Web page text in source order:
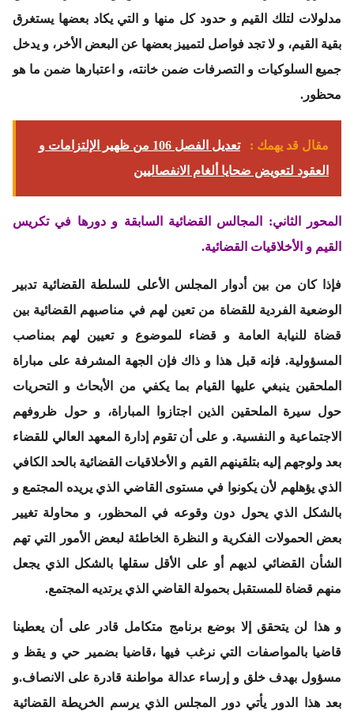
مدلولات لتلك القيم و حدود كل منها و التي يكاد بعضها يستغرق
بقية القيم، و لا تجد فواصل لتمييز بعضها عن البعض الأخر، و يدخل
جميع السلوكيات و التصرفات ضمن خانته، و اعتبارها ضمن ما هو
محظور.
مقال قد يهمك :
تعديل الفصل 106 من ظهير الإلتزامات و
العقود لتعويض ضحايا ألغام الانفصاليين
المحور الثاني: المجالس القضائية السابقة و دورها في تكريس
القيم و الأخلاقيات القضائية.
فإذا كان من بين أدوار المجلس الأعلى للسلطة القضائية تدبير
الوضعية الفردية للقضاة من تعين لهم في مناصبهم القضائية بين
قضاة للنيابة العامة و قضاء للموضوع و تعيين لهم بمناصب
المسؤولية. فإنه قبل هذا و ذاك فإن الجهة المشرفة على مباراة
الملحقين ينبغي عليها القيام بما يكفي من الأبحاث و التحريات
حول سيرة الملحقين الذين اجتازوا المباراة، و حول ظروفهم
الاجتماعية و النفسية. و على أن تقوم إدارة المعهد العالي للقضاء
بعد ولوجهم إليه بتلقينهم القيم و الأخلاقيات القضائية بالحد الكافي
الذي يؤهلهم لأن يكونوا في مستوى القاضي الذي يريده المجتمع و
بالشكل الذي يحول دون وقوعه في المحظور، و محاولة تغيير
بعض الحمولات الفكرية و النظرة الخاطئة لبعض الأمور التي تهم
الشأن القضائي لديهم أو على الأقل سقلها بالشكل الذي يجعل
منهم قضاة للمستقبل بحمولة القاضي الذي يرتديه المجتمع.
و هذا لن يتحقق إلا بوضع برنامج متكامل قادر على أن يعطينا
قاضيا بالمواصفات التي نرغب فيها ،قاضيا بضمير حي و يقظ و
مسؤول بهدف خلق و إرساء عدالة مواطنة قادرة على الانصاف.و
بعد هذا الدور يأتي دور المجلس الذي يرسم الخريطة القضائية